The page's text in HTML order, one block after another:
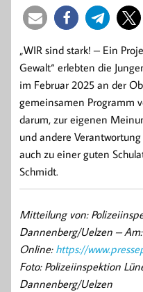
„WIR sind stark! – Ein
Gewalt“ erlebten die
im Februar 2025 an der
gemeinsamen Programm
darum, zur eigenen
und andere
auch zu einer guten
Schmidt.
Mitteilung von:
Dannenberg/Uelzen –
Online: https://
Foto: Polizeiinspektion
Dannenberg/Uelzen